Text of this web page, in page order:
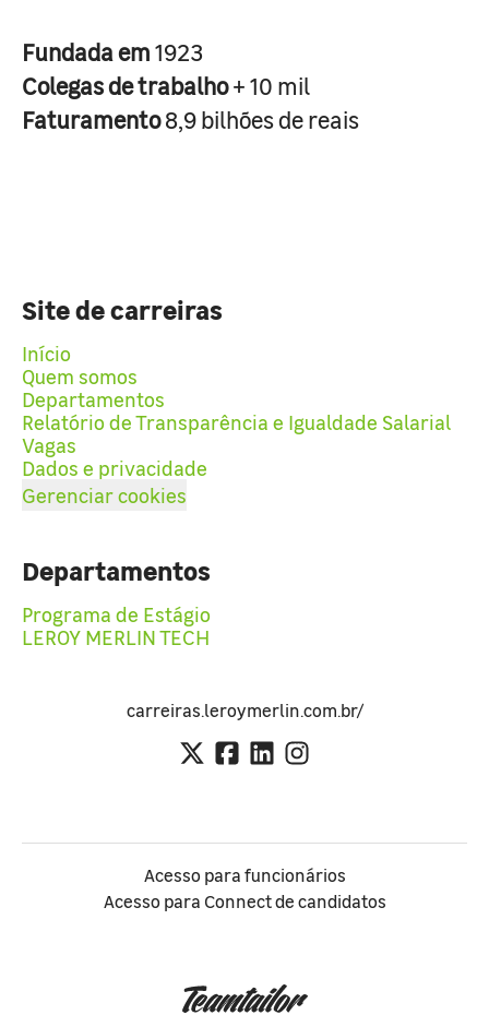
Fundada em1923
Colegas de trabalho+ 10 mil
Faturamento8,9 bilhões de reais
Site de carreiras
Início
Quem somos
Departamentos
Relatório de Transparência e Igualdade Salarial
Vagas
Dados e privacidade
Gerenciar cookies
Departamentos
Programa de Estágio
LEROY MERLIN TECH
carreiras.leroymerlin.com.br/
Acesso para funcionários
Acesso para Connect de candidatos